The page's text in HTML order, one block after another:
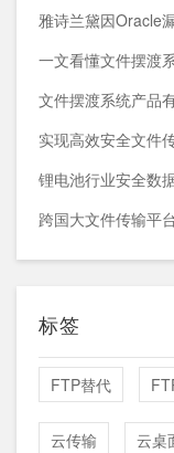
雅诗兰黛因Oracle
实现高效安全文件
跨国大文件传输平
标签
FTP替代
云传输 云桌